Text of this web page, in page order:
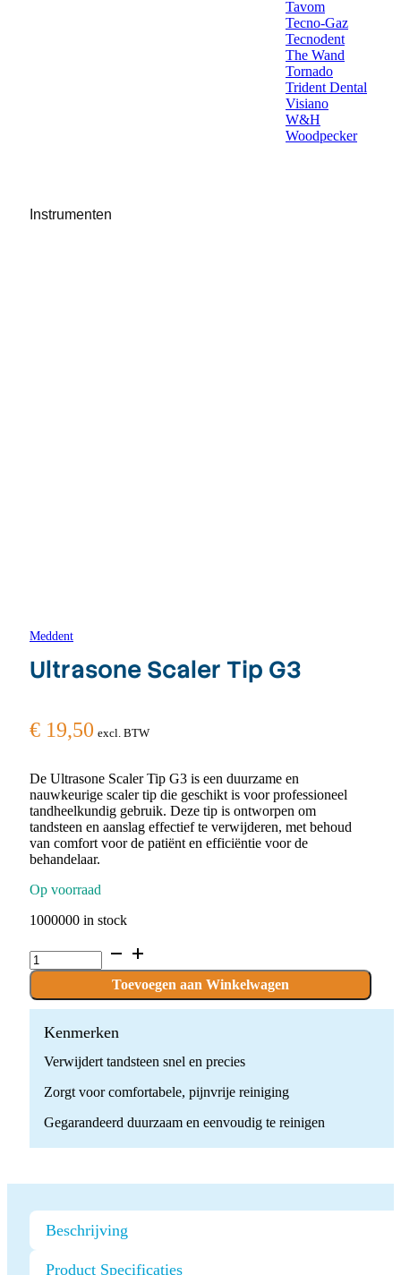
Tavom
Tecno-Gaz
Tecnodent
The Wand
Tornado
Trident Dental
Visiano
W&H
Woodpecker
Instrumenten
Meddent
Ultrasone Scaler Tip G3
€ 19,50 excl. BTW
De Ultrasone Scaler Tip G3 is een duurzame en
nauwkeurige scaler tip die geschikt is voor professioneel
tandheelkundig gebruik. Deze tip is ontworpen om
tandsteen en aanslag effectief te verwijderen, met behoud
van comfort voor de patiënt en efficiëntie voor de
behandelaar.
Op voorraad
1000000 in stock
Ultrasone
Scaler
G3
quantity
Toevoegen aan Winkelwagen
Kenmerken
Verwijdert tandsteen snel en precies
Zorgt voor comfortabele, pijnvrije reiniging
Gegarandeerd duurzaam en eenvoudig te reinigen
Beschrijving
Product Specificaties